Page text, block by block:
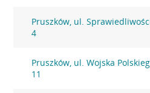
Pruszków, ul.
4
Pruszków, ul. Wojska
11